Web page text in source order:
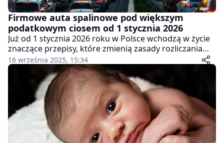
Firmowe auta spalinowe pod większym
podatkowym ciosem od 1 stycznia 2026
Już od 1 stycznia 2026 roku w Polsce wchodzą w życie
znaczące przepisy, które zmienią zasady rozliczania
kosztów firmowych związanych z samochodami
spalinowymi. Zmiany dotyczą głównie przedsiębiorców
kupujących, leasingujących lub używających auta na
potrzeby działalności gospodarczej.
16 września 2025, 15:34